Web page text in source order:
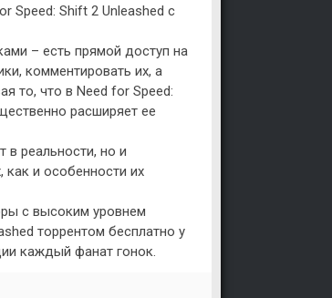
Speed: Shift 2 Unleashed с
– есть прямой доступ на
комментировать их, а
то, что в Need for Speed:
расширяет ее
в реальности, но и
и особенности их
с высоким уровнем
торрентом бесплатно у
каждый фанат гонок.